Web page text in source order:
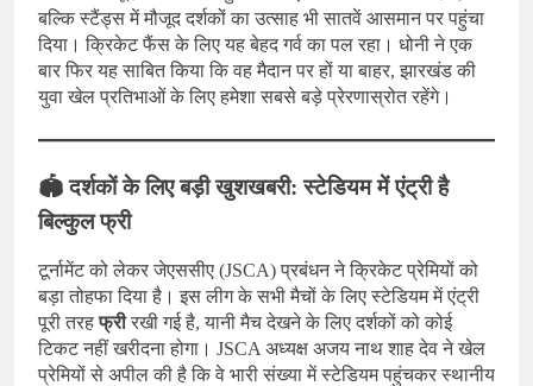
बल्कि स्टैंड्स में मौजूद दर्शकों का उत्साह भी सातवें आसमान पर पहुंचा
दिया। क्रिकेट फैंस के लिए यह बेहद गर्व का पल रहा। धोनी ने एक
बार फिर यह साबित किया कि वह मैदान पर हों या बाहर, झारखंड की
युवा खेल प्रतिभाओं के लिए हमेशा सबसे बड़े प्रेरणास्रोत रहेंगे।
🏟️ दर्शकों के लिए बड़ी खुशखबरी: स्टेडियम में एंट्री है
बिल्कुल फ्री
टूर्नामेंट को लेकर जेएससीए (JSCA) प्रबंधन ने क्रिकेट प्रेमियों को
बड़ा तोहफा दिया है। इस लीग के सभी मैचों के लिए स्टेडियम में एंट्री
पूरी तरहफ्रीरखी गई है, यानी मैच देखने के लिए दर्शकों को कोई
टिकट नहीं खरीदना होगा। JSCA अध्यक्ष अजय नाथ शाह देव ने खेल
प्रेमियों से अपील की है कि वे भारी संख्या में स्टेडियम पहुंचकर स्थानीय